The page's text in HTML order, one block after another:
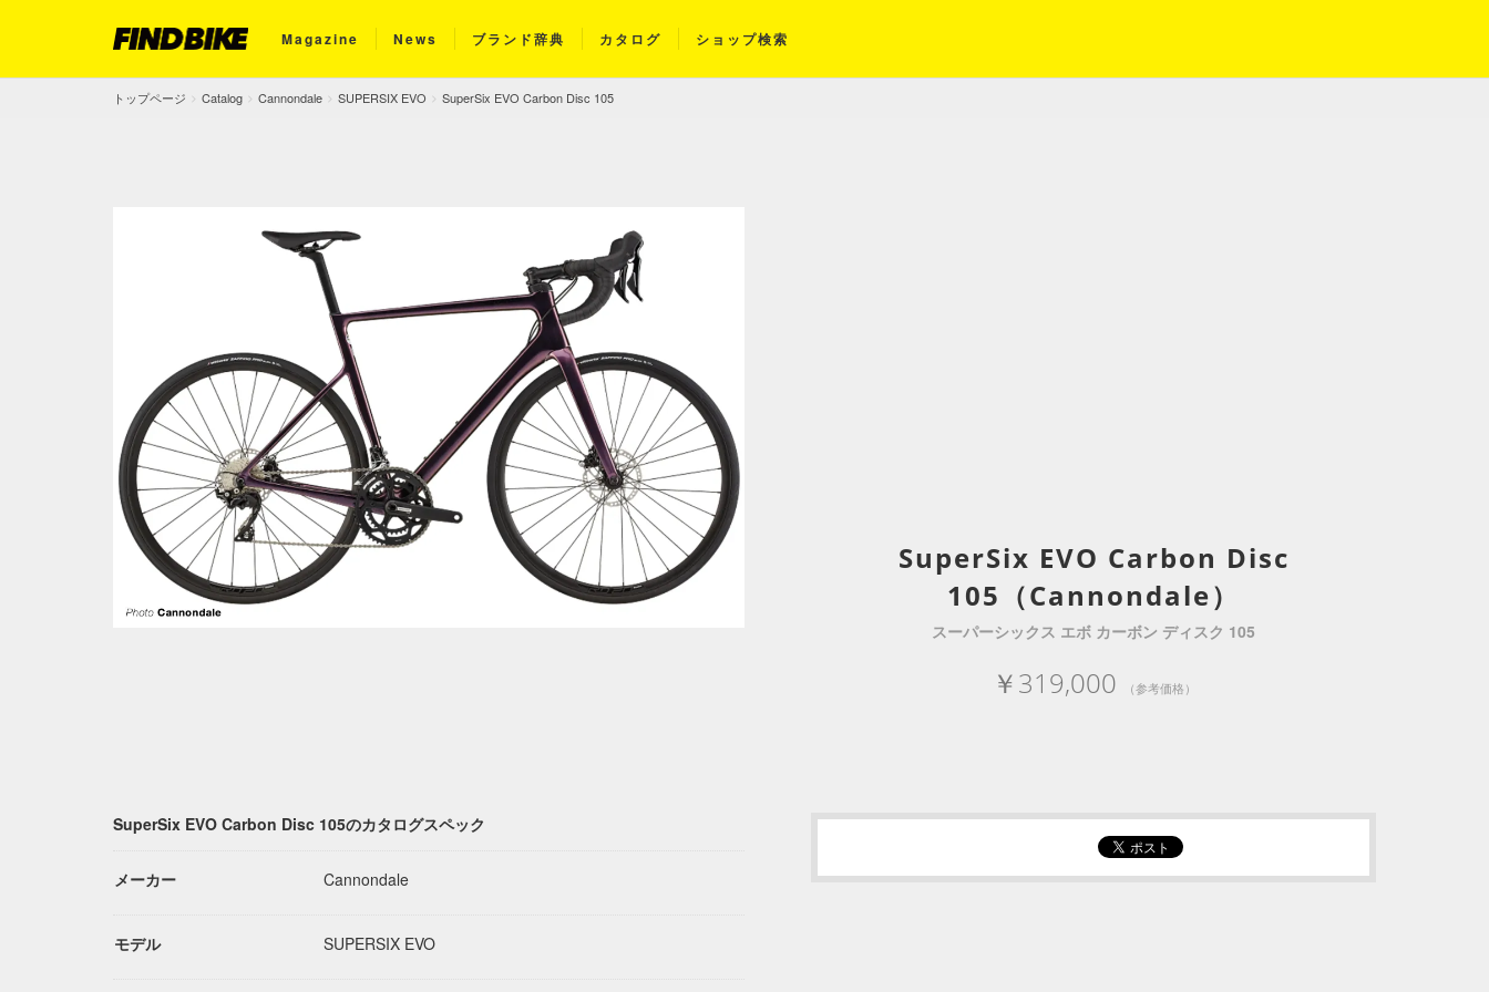
Magazine News ブランド辞典 カタログ ショップ検索
トップページ Catalog Cannondale SUPERSIX EVO SuperSix EVO Carbon Disc 105
SuperSix EVO Carbon Disc
105（Cannondale）
スーパーシックス エボ カーボン ディスク 105
￥319,000 （参考価格）
SuperSix EVO Carbon Disc 105のカタログスペック
メーカー Cannondale
モデル SUPERSIX EVO